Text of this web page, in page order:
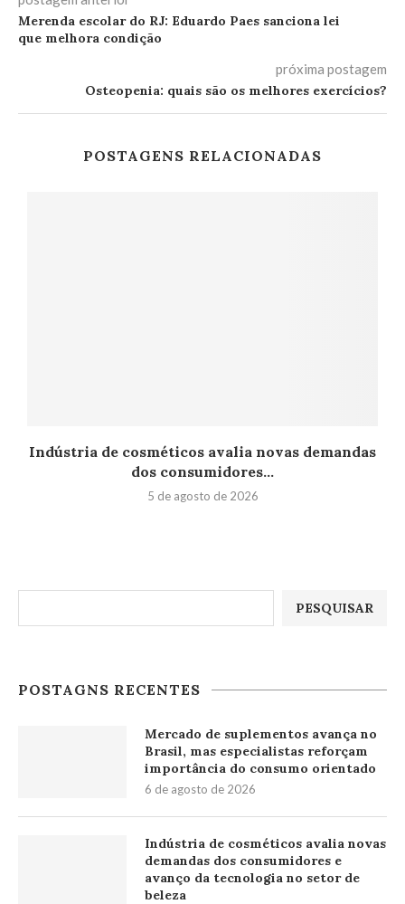
Merenda escolar do RJ: Eduardo Paes sanciona lei
que melhora condição
próxima postagem
Osteopenia: quais são os melhores exercícios?
POSTAGENS RELACIONADAS
Indústria de cosméticos avalia novas demandas
dos consumidores...
5 de agosto de 2026
PESQUISAR
POSTAGNS RECENTES
Mercado de suplementos avança no
Brasil, mas especialistas reforçam
importância do consumo orientado
6 de agosto de 2026
Indústria de cosméticos avalia novas
demandas dos consumidores e
avanço da tecnologia no setor de
beleza